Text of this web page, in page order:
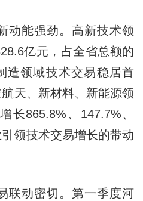
能强劲。高新技术领
亿元，占全省总额的
造领域技术交易稳居首
天、新材料、新能源领
长865.8%、147.7%、
领技术交易增长的带动
动密切。第一季度河